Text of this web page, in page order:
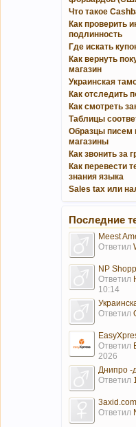
Что такое
Как проверить
подлинность
Где искать
Как вернуть
магазин
Украинская
Как отследить
Как смотреть
Таблицы
Образцы писем
магазины
Как звонить за
Как перевести
знания языка
Sales tax или
Последние
Meest
Ответил
NP
Ответил
10:14
Ответил
Ответил
2026
Днипро -
Ответил
Ответил